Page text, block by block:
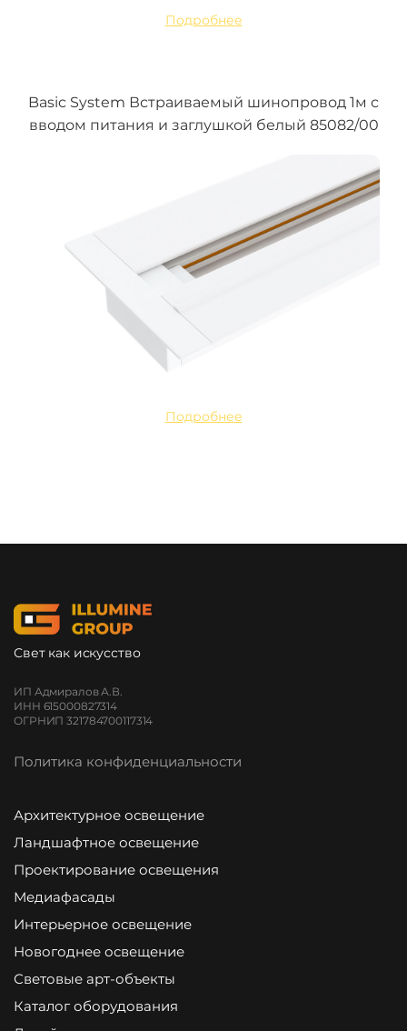
Подробнее
Basic System Встраиваемый шинопровод 1м с
вводом питания и заглушкой белый 85082/00
Подробнее
Свет как искусство
ИП Адмиралов А.В.
ИНН 615000827314
ОГРНИП 321784700117314
Политика конфиденциальности
Архитектурное освещение
Ландшафтное освещение
Проектирование освещения
Медиафасады
Интерьерное освещение
Новогоднее освещение
Световые арт-объекты
Каталог оборудования